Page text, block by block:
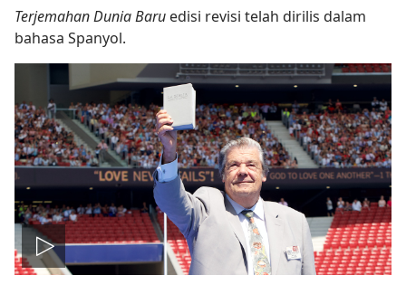
Terjemahan Dunia Baru edisi revisi telah dirilis dalam
bahasa Spanyol.
Putar